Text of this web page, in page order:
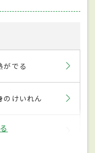
がでる
のけいれん